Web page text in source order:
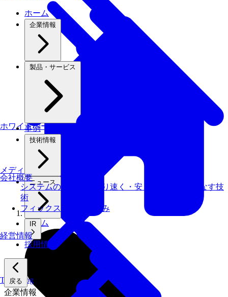
ホワイトペーパー
Tech Blog
メディアライブラリ
ホーム
企業情報
製品・サービス
事例
技術情報
ニュース
IR
採用情報
戻る
企業情報
会社概要
システムの仕事を、より速く・安く・省エネでこなす技
術
フィックスターズの​強み
経営情報
ホーム